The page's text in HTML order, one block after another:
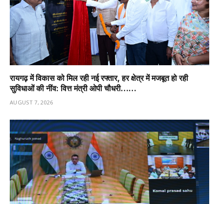
रायगढ़ में विकास को मिल रही नई रफ्तार, हर क्षेत्र में मजबूत हो रही
सुविधाओं की नींव: वित्त मंत्री ओपी चौधरी……
AUGUST 7, 2026